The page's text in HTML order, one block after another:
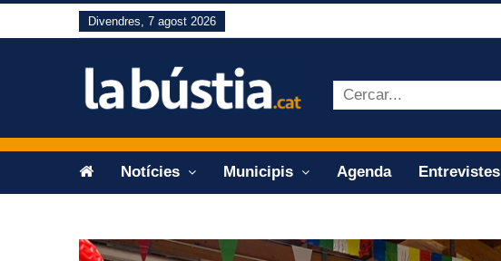
Divendres, 7 agost 2026
Notícies Municipis Agenda Entrevistes